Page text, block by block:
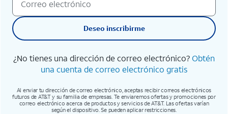
Deseo inscribirme
¿No tienes una dirección de correo electrónico?Obtén
una cuenta de correo electrónico gratis
Al enviar tu dirección de correo electrónico, aceptas recibir correos electrónicos
futuros de AT&T y su familia de empresas. Te enviaremos ofertas y promociones por
correo electrónico acerca de productos y servicios de AT&T. Las ofertas varían
según el dispositivo. Se pueden aplicar restricciones.